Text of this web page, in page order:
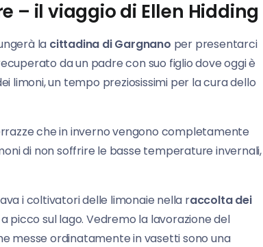
– il viaggio di Ellen Hidding
la cittadina di Gargnano per presentarci
da un padre con suo figlio dove oggi è
limoni, un tempo preziosissimi per la cura dello
che in inverno vengono completamente
di non soffrire le basse temperature invernali,
i coltivatori delle limonaie nella raccolta dei
picco sul lago. Vedremo la lavorazione del
messe ordinatamente in vasetti sono una